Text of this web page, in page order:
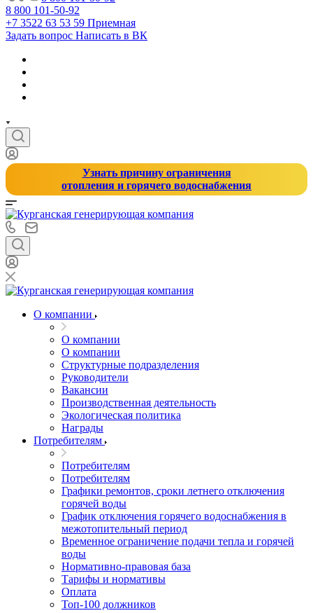
8 800 101-50-92
+7 3522 63 53 59 Приемная
Задать вопрос Написать в ВК
Узнать причину ограничения
отопления и горячего водоснабжения
О компании
О компании
О компании
Структурные подразделения
Руководители
Вакансии
Производственная деятельность
Экологическая политика
Награды
Потребителям
Потребителям
Потребителям
Графики ремонтов, сроки летнего отключения
горячей воды
График отключения горячего водоснабжения в
межотопительный период
Временное ограничение подачи тепла и горячей
воды
Нормативно-правовая база
Тарифы и нормативы
Оплата
Топ-100 должников